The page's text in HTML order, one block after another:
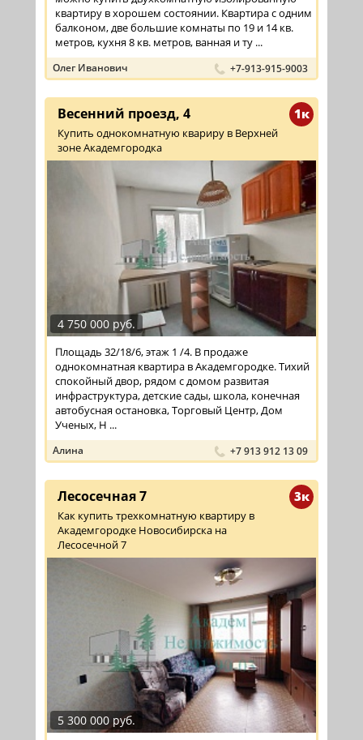
квартиру в хорошем состоянии. Квартира с одним
балконом, две большие комнаты по 19 и 14 кв.
метров, кухня 8 кв. метров, ванная и ту ...
Олег Иванович +7-913-915-9003
1к
Весенний проезд, 4
Купить однокомнатную квариру в Верхней
зоне Академгородка
4 750 000 руб.
Площадь 32/18/6, этаж 1 /4. В продаже
однокомнатная квартира в Академгородке. Тихий
спокойный двор, рядом с домом развитая
инфраструктура, детские сады, школа, конечная
автобусная остановка, Торговый Центр, Дом
Ученых, Н ...
Алина +7 913 912 13 09
3к
Лесосечная 7
Как купить трехкомнатную квартиру в
Академгородке Новосибирска на
Лесосечной 7
5 300 000 руб.